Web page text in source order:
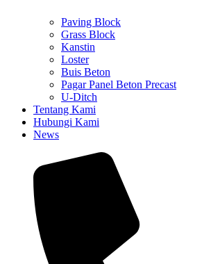
Paving Block
Grass Block
Kanstin
Loster
Buis Beton
Pagar Panel Beton Precast
U-Ditch
Tentang Kami
Hubungi Kami
News